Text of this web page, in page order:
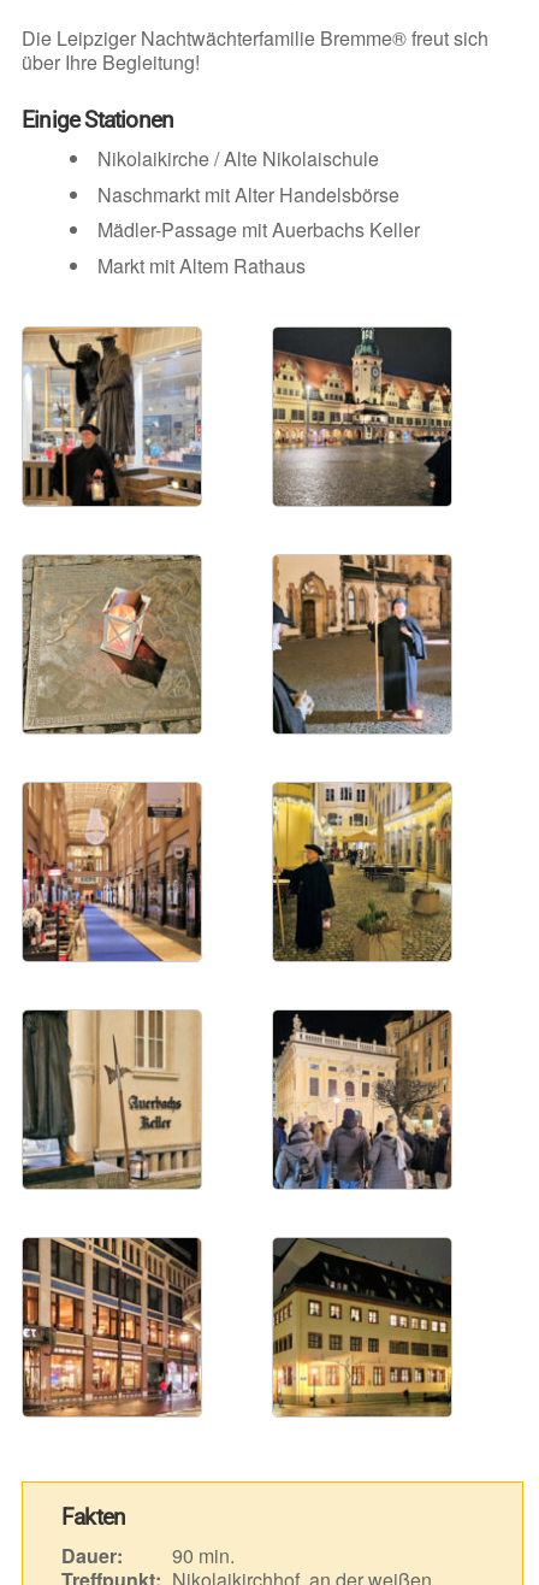
Die Leipziger Nachtwächterfamilie Bremme® freut sich
über Ihre Begleitung!
Einige Stationen
Nikolaikirche / Alte Nikolaischule
Naschmarkt mit Alter Handelsbörse
Mädler-Passage mit Auerbachs Keller
Markt mit Altem Rathaus
Fakten
Dauer:
90 min.
Treffpunkt: Nikolaikirchhof, an der weißen